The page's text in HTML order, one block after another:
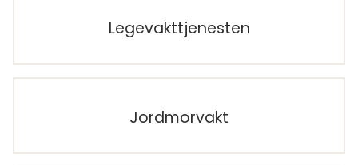
Legevakttjenesten
Jordmorvakt